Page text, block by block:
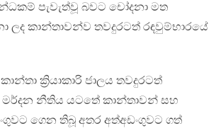
පැවැත්වූ බවට චෝදනා මත
ලද කාන්තාවන්ව තවදුරටත් රඳවුම්භාරයේ
ක්‍රියාකාරි ජාලය තවදුරටත්
මර්දන නීතිය යටතේ කාන්තාවන් සහ
ගෙන තිබූ අතර අත්අඩංගුවට ගත්